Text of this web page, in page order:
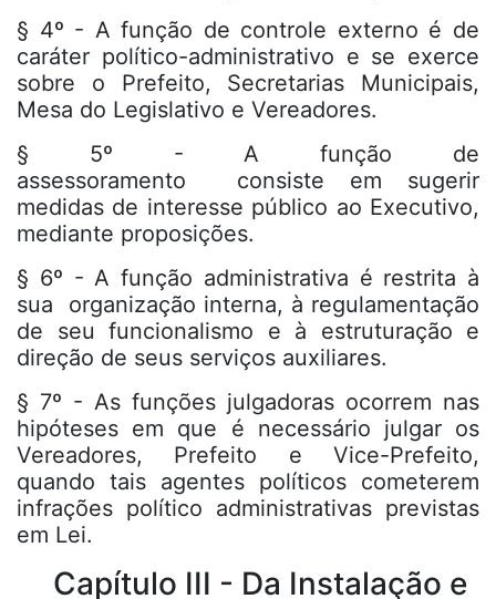
§ 4º - A função de controle externo é de
caráter político-administrativo e se exerce
sobre o Prefeito, Secretarias Municipais,
Mesa do Legislativo e Vereadores.
§ 5º - A função de
assessoramento consiste em sugerir
medidas de interesse público ao Executivo,
mediante proposições.
§ 6º - A função administrativa é restrita à
sua organização interna, à regulamentação
de seu funcionalismo e à estruturação e
direção de seus serviços auxiliares.
§ 7º - As funções julgadoras ocorrem nas
hipóteses em que é necessário julgar os
Vereadores, Prefeito e Vice-Prefeito,
quando tais agentes políticos cometerem
infrações político administrativas previstas
em Lei.
Capítulo III - Da Instalação e